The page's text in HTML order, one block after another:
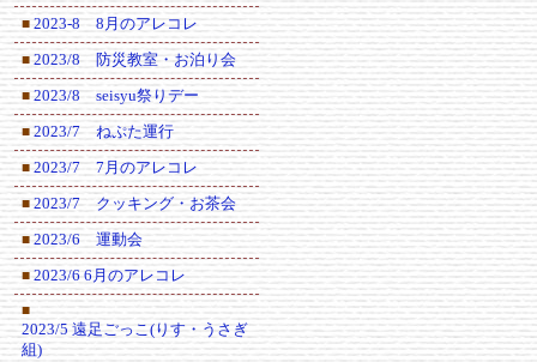
■ 2023-8 8月のアレコレ
■ 2023/8 防災教室・お泊り会
■ 2023/8 seisyu祭りデー
■ 2023/7 ねぷた運行
■ 2023/7 7月のアレコレ
■ 2023/7 クッキング・お茶会
■ 2023/6 運動会
■ 2023/6 6月のアレコレ
■
2023/5 遠足ごっこ(りす・うさぎ
組)